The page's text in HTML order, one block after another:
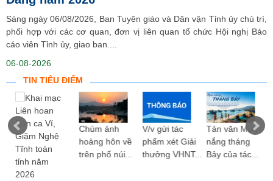
Sáng ngày 06/08/2026, Ban Tuyên giáo và Dân vận Tỉnh ủy chủ trì,
phối hợp với các cơ quan, đơn vị liên quan tổ chức Hội nghị Báo
cáo viên Tỉnh ủy, giao ban....
06-08-2026
TIN TIÊU ĐIỂM
Chùm ảnh
hoàng hôn về
trên phố núi...
V/v gửi tác
phẩm xét Giải
thưởng VHNT...
Tản văn Mùa
nắng tháng
Bảy của tác...